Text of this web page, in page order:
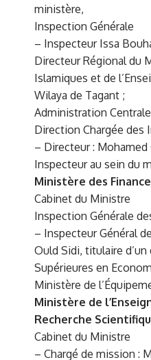
ministère,
Inspection Générale
– Inspecteur Issa
Directeur Régional du
Islamiques et de
Wilaya de Tagant ;
Administration Centrale
Direction Chargée des
– Directeur :
Inspecteur au sein du
Ministère des
Cabinet du Ministre
Inspection Générale
– Inspecteur Général
Ould Sidi, titulaire d’un
Supérieures en
Ministère de
Ministère de
Recherche
Cabinet du Ministre
– Chargé de mission :